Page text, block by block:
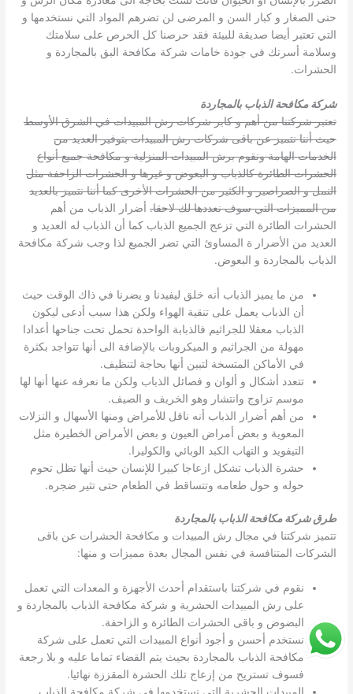
حتى الصغار و كبار السن و المرضى لن تضرهم المواد التي نستخدمها و
التي تعتبر أيضا صديقة للبيئة فقد حرصنا كل الحرص على سلامتك
وسلامة أسرتك في جودة خامات شركة مكافحة البق بالمجاردة و
الحشرات.
شركة مكافحة الذباب بالمجاردة
تعتبر شركتنا من أهم و كابر شركات رش المبيدات في الشرق الأوسط
حيث أننا نتميز عن باقى شركات رش المبيدات بتوفير العديد من
الخدمات الهامة ونقوم برش المبيدات المنزلية و مكافحة جميع أنواع
الحشرات الطائرة كالذباب و البعوض و غيرها و الحشرات الزاحفة مثل
النمل و الصراصير و الكثير من الحشرات الأخرى كما أننا نتميز بالعديد
من المميزات التي سوف نعددها لك لاحقا. أضرار الذباب من أهم
الحشرات الطائرة التي تزعج الجميع الذباب كما أن الذباب له العديد و
العديد من الأضرار ة المساوئ التي تضر الجميع لذا وجب شركة مكافحة
الذباب بالمجاردة و البعوض.
من ما يميز الذباب أنه خلق ليفيدنا و يضرنا في ذاك الوقت حيث
أن الذباب يعمل على تنقية الهواء ولكن هذا سبب أدعى ليكون
الذباب معقلا للجراثيم فالذبابة الواحدة تحمل تحت جناحها أعدادا
مهولة من الجراثيم و الميكروبات بالإضافة الى أنها تتواجد بكثرة
في الأماكن المتسخة لتبين أنها بحاجة لتنظيف.
تتعدد أشكال و ألوان و فصائل الذباب ولكن ما نعرفه عنها أنها لها
موسم تزاوج وانتشار وهو الخريف و الصيف.
من أهم أضرار الذباب أنه ناقل للأمراض ومنها الأسهال و النزلات
المعوية و بعض أمراض العيون و بعض الأمراض الخطيرة مثل
التيفويد و التهاب الكبد الوبائي والكوليرا.
حشرة الذباب تشكل ازعاجا كبيرا للإنسان حيث أنها تظل تحوم
حوله و حول طعامه وتتساقط في الطعام حتى تثير ضجره.
طرق شركة مكافحة الذباب بالمجاردة
تتميز شركتنا في مجال رش المبيدات و مكافحة الحشرات عن باقى
الشركات المتنافسة في نفس المجال بعدة مميزات و منها:
نقوم في شركتنا باستقدام أحدث الأجهزة و المعدات التي تعمل
على رش المبيدات الحشرية و شركة مكافحة الذباب بالمجاردة و
البضوض و باقى الحشرات الطائرة و الزاحفة.
نستخدم أحسن و أجود أنواع المبيدات التي تعمل على شركة
مكافحة الذباب بالمجاردة بحيث يتم القضاء تماما عليه و بلا رجعة
فسوف تستريح من إزعاج تلك الحشرة المقززة نهائيا.